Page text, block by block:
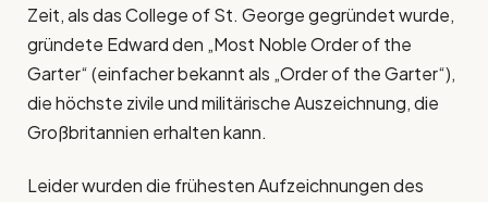
Zeit, als das College of St. George gegründet wurde,
gründete Edward den „Most Noble Order of the
Garter“ (einfacher bekannt als „Order of the Garter“),
die höchste zivile und militärische Auszeichnung, die
Großbritannien erhalten kann.
Leider wurden die frühesten Aufzeichnungen des